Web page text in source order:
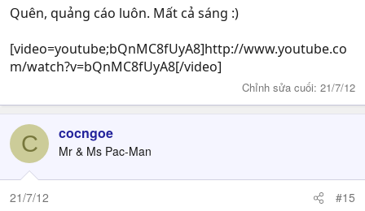
Quên, quảng cáo luôn. Mất cả sáng :)
[video=youtube;bQnMC8fUyA8]http://www.youtube.co
m/watch?v=bQnMC8fUyA8[/video]
Chỉnh sửa cuối: 21/7/12
C cocngoe
Mr & Ms Pac-Man
21/7/12 #15